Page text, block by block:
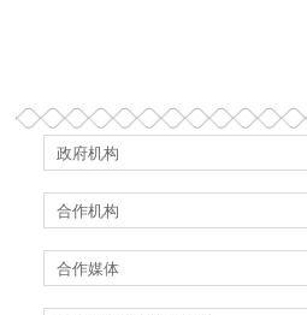
政府机构
合作机构
合作媒体